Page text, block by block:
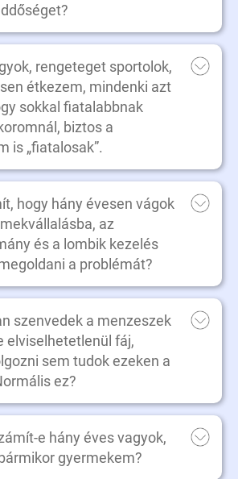
rengeteget sportolok,
étkezem, mindenki azt
sokkal fiatalabbnak
biztos a
is „fiatalosak”.
hogy hány évesen vágok
az
és a lombik kezelés
a problémát?
szenvedek a menzeszek
elviselhetetlenül fáj,
sem tudok ezeken a
ez?
e hány éves vagyok,
gyermekem?